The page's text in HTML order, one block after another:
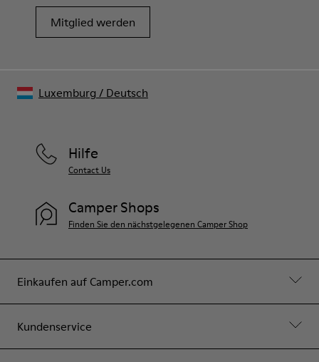
Mitglied werden
Einkaufen auf Camper.com
Kundenservice
Hilfe
Contact Us
Camper Shops
Finden Sie den nächstgelegenen Camper Shop
Luxemburg / Deutsch